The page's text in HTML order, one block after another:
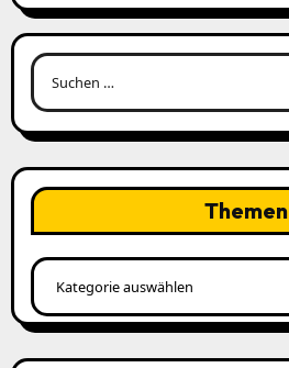
Suchen
nach:
Themen
Themen